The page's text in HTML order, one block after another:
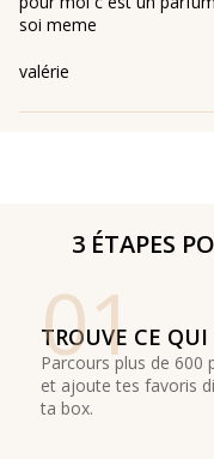
soi meme
valérie
3 ÉTAPES
01
TROUVE CE
Parcours plus de 600
et ajoute tes favoris
ta box.